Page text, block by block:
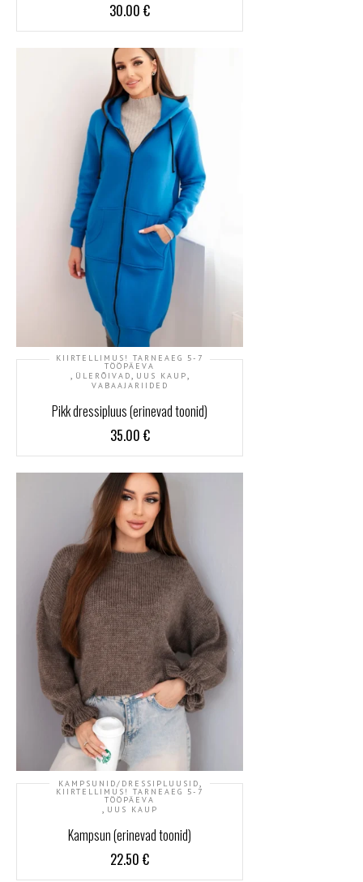
30.00 €
KIIRTELLIMUS! TARNEAEG 5-7
TÖÖPÄEVA
ÜLERÕIVAD UUS KAUP
VABAAJARIIDED
Pikk dressipluus (erinevad toonid)
35.00 €
KAMPSUNID/DRESSIPLUUSID,
KIIRTELLIMUS! TARNEAEG 5-7
TÖÖPÄEVA
, UUS KAUP
Kampsun (erinevad toonid)
22.50 €